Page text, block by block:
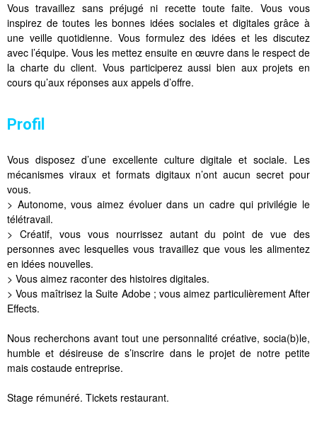
Vous travaillez sans préjugé ni recette toute faite. Vous vous
inspirez de toutes les bonnes idées sociales et digitales grâce à
une veille quotidienne. Vous formulez des idées et les discutez
avec l’équipe. Vous les mettez ensuite en œuvre dans le respect de
la charte du client. Vous participerez aussi bien aux projets en
cours qu’aux réponses aux appels d’offre.
Profil
Vous disposez d’une excellente culture digitale et sociale. Les
mécanismes viraux et formats digitaux n’ont aucun secret pour
vous.
> Autonome, vous aimez évoluer dans un cadre qui privilégie le
télétravail.
> Créatif, vous vous nourrissez autant du point de vue des
personnes avec lesquelles vous travaillez que vous les alimentez
en idées nouvelles.
> Vous aimez raconter des histoires digitales.
> Vous maîtrisez la Suite Adobe ; vous aimez particulièrement After
Effects.
Nous recherchons avant tout une personnalité créative, socia(b)le,
humble et désireuse de s’inscrire dans le projet de notre petite
mais costaude entreprise.
Stage rémunéré. Tickets restaurant.